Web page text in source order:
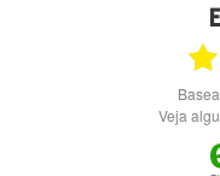
Veja